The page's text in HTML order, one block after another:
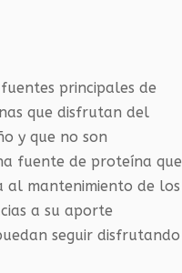
principales de
que disfrutan del
y que no son
fuente de proteína que
al mantenimiento de los
a su aporte
seguir disfrutando